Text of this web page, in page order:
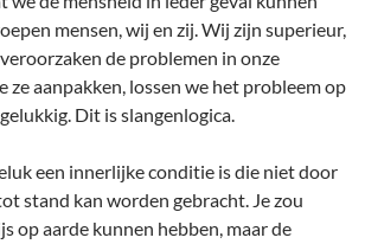
mensen, wij en zij. Wij zijn superieur,
de problemen in onze
ze aanpakken, lossen we het probleem op
Dit is slangenlogica.
een innerlijke conditie is die niet door
stand kan worden gebracht. Je zou
op aarde kunnen hebben, maar de